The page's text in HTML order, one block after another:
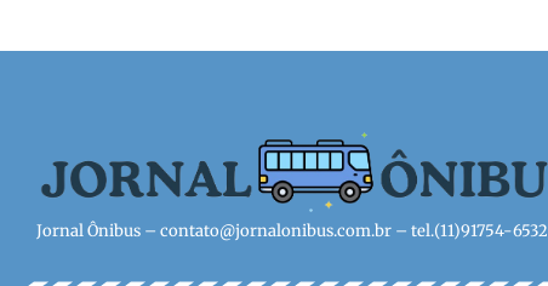
Jornal Ônibus – contato@jornalonibus.com.br – tel.(11)91754-6532